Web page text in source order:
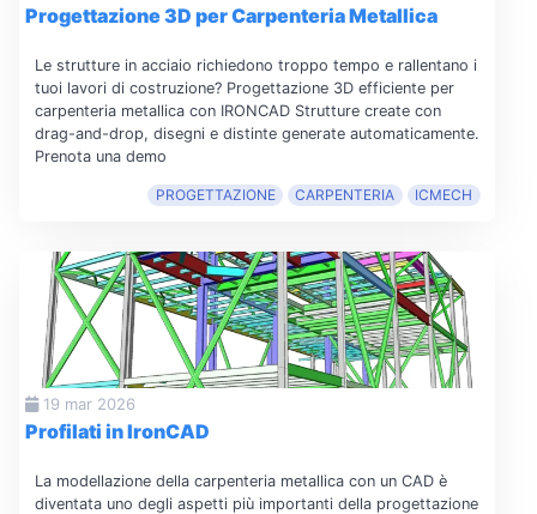
Progettazione 3D per Carpenteria Metallica
Le strutture in acciaio richiedono troppo tempo e rallentano i
tuoi lavori di costruzione? Progettazione 3D efficiente per
carpenteria metallica con IRONCAD Strutture create con
drag-and-drop, disegni e distinte generate automaticamente.
Prenota una demo
PROGETTAZIONE CARPENTERIA ICMECH
19 mar 2026
Profilati in IronCAD
La modellazione della carpenteria metallica con un CAD è
diventata uno degli aspetti più importanti della progettazione